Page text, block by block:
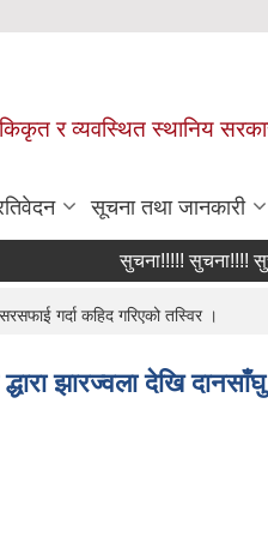
र व्यवस्थित स्थानिय
सूचना तथा जानकारी
सुचना!!!!! सुचना!!!!
गर्दा कहिद गरिएको तस्विर ।
झारज्वला देखि